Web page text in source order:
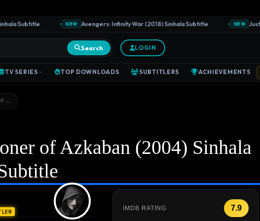
Subtitle NEW Avengers: Infinity War (2018) Sinhala Subtitle NEW Justice
Search LOGIN
TV SERIES TOP DOWNLOADS SUBTITLERS ACHIEVEMENTS
of Azkaban (2004) Sinhala
IMDB RATING 7.9